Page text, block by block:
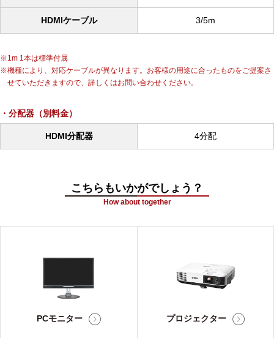
HDMIケーブル 3/5m
1m 1本は標準付属
機種により、対応ケーブルが異なります。お客様の用途に合ったものをご提案さ
せていただきますので、詳しくはお問い合わせください。
分配器（別料金）
HDMI分配器 4分配
こちらもいかがでしょう？
How about together
PCモニター プロジェクター